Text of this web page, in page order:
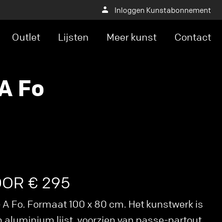
Inloggen Kunstabonnement
Outlet Lijsten Meer kunst Contact
Fo
€ 295
Fo. Formaat 100 x 80 cm. Het kunstwerk is